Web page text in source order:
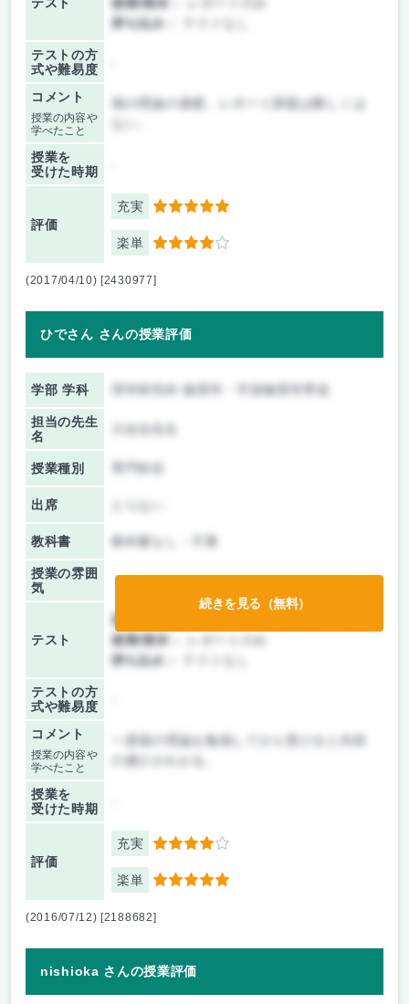
持ち込み：
テストの方
式や難易度
コメント
授業の内容や
学べたこと
場の理論の基礎。レポート課題は難しくは
授業を
受けた時期
評価
充実 5
楽単 4
(2017/04/10) [2430977]
ひでさん さんの授業評価
学部 学科 理学研究科 物理学・宇宙物理学専攻
担当の先生
名
授業種別
出席
教科書 教科書なし・不要
授業の雰囲
気
テスト
前期/中間：
後期/期末：
持ち込み：
テストの方
式や難易度
コメント
授業の内容や
学べたこと
一度場の理論を勉強してから受けると内容
授業を
受けた時期
評価
充実 4
楽単 5
続きを見る（無料）
(2016/07/12) [2188682]
nishioka さんの授業評価